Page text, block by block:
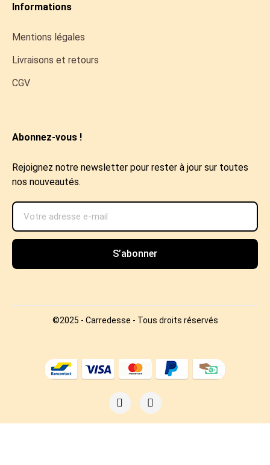
Informations
Mentions légales
Livraisons et retours
CGV
Abonnez-vous !
Rejoignez notre newsletter pour rester à jour sur toutes
nos nouveautés.
S’abonner
©2025 - Carredesse - Tous droits réservés